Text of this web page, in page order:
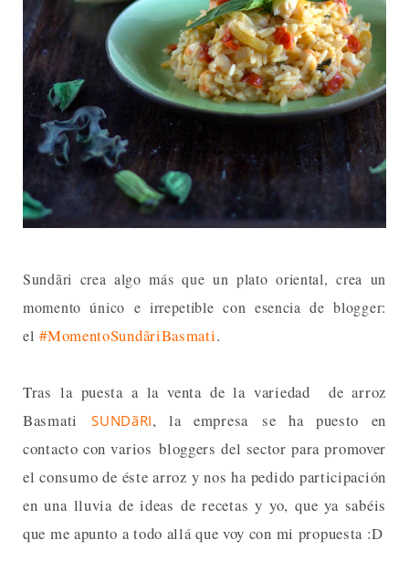
Sundãri crea algo más que un plato oriental, crea un
momento único e irrepetible con esencia de blogger:
el#MomentoSundãriBasmati.
Tras la puesta a la venta de lavariedad de arroz
BasmatiSUNDãRI, la empresa se ha puesto en
contacto con variosbloggers del sector para promover
el consumo de éste arroz y nos ha pedido participación
en una lluvia de ideas de recetas y yo, que ya sabéis
que me apunto a todo allá que voy con mi propuesta :D